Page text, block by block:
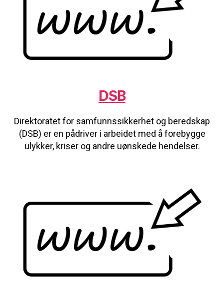
DSB
Direktoratet for samfunnssikkerhet og beredskap
(DSB) er en pådriver i arbeidet med å forebygge
ulykker, kriser og andre uønskede hendelser.